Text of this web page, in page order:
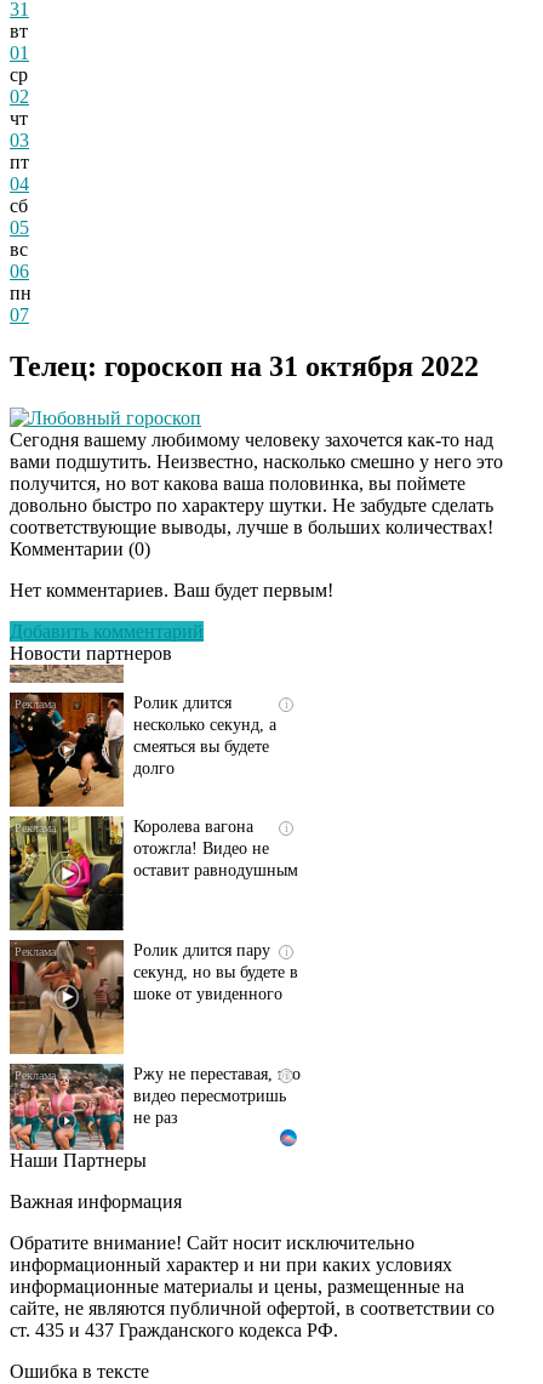
31
вт
01
ср
02
чт
03
пт
04
сб
05
вс
06
пн
07
Телец: гороскоп на 31 октября 2022
Любовный гороскоп
Сегодня вашему любимому человеку захочется как-то над
вами подшутить. Неизвестно, насколько смешно у него это
получится, но вот какова ваша половинка, вы поймете
довольно быстро по характеру шутки. Не забудьте сделать
соответствующие выводы, лучше в больших количествах!
Комментарии (0)
Нет комментариев. Ваш будет первым!
Добавить комментарий
Новости партнеров
Скрытая камера на
люди вытворяют, когда
несколько секунд, а
смеяться вы будете
долго
отожгла! Видео не
оставит равнодушным
секунд, но вы будете в
шоке от увиденного
видео пересмотришь
не раз
Этот танец невесты
Пересмотрела 10 раз
i
Ролик из Омска: вы
будете смеяться долго
Наши Партнеры
Важная информация
Обратите внимание! Сайт носит исключительно
информационный характер и ни при каких условиях
информационные материалы и цены, размещенные на
сайте, не являются публичной офертой, в соответствии со
ст. 435 и 437 Гражданского кодекса РФ.
Ошибка в тексте